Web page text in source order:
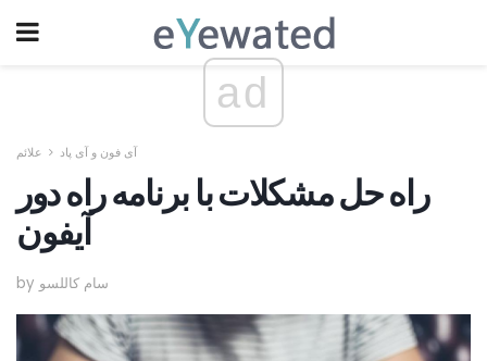
ad
آی فون و آی پاد علائم
راه حل مشکلات با برنامه راه دور
آیفون
by سام کاللسو